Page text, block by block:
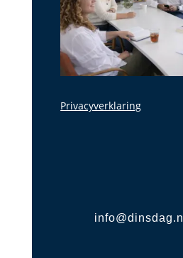
Privacyverklaring
info@dinsdag.nl